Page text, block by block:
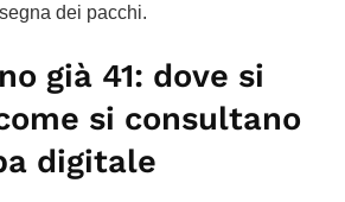
dei pacchi.
già 41: dove si
si consultano
digitale